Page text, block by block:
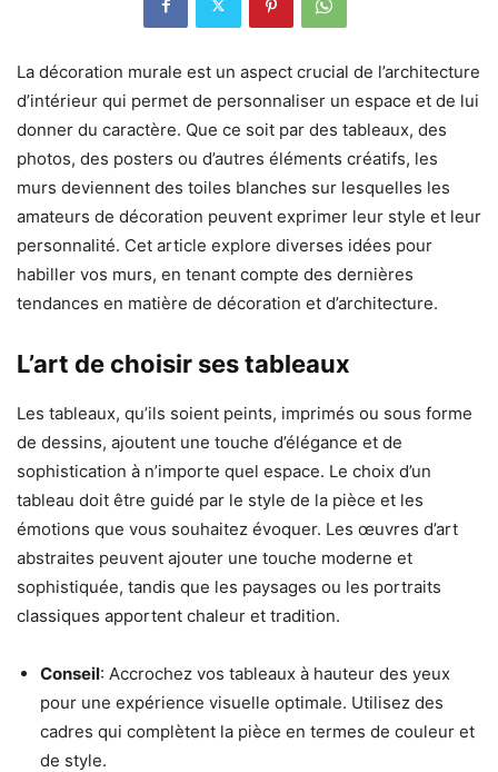
La décoration murale est un aspect crucial de l’architecture
d’intérieur qui permet de personnaliser un espace et de lui
donner du caractère. Que ce soit par des tableaux, des
photos, des posters ou d’autres éléments créatifs, les
murs deviennent des toiles blanches sur lesquelles les
amateurs de décoration peuvent exprimer leur style et leur
personnalité. Cet article explore diverses idées pour
habiller vos murs, en tenant compte des dernières
tendances en matière de décoration et d’architecture.
L’art de choisir ses tableaux
Les tableaux, qu’ils soient peints, imprimés ou sous forme
de dessins, ajoutent une touche d’élégance et de
sophistication à n’importe quel espace. Le choix d’un
tableau doit être guidé par le style de la pièce et les
émotions que vous souhaitez évoquer. Les œuvres d’art
abstraites peuvent ajouter une touche moderne et
sophistiquée, tandis que les paysages ou les portraits
classiques apportent chaleur et tradition.
Conseil: Accrochez vos tableaux à hauteur des yeux
pour une expérience visuelle optimale. Utilisez des
cadres qui complètent la pièce en termes de couleur et
de style.